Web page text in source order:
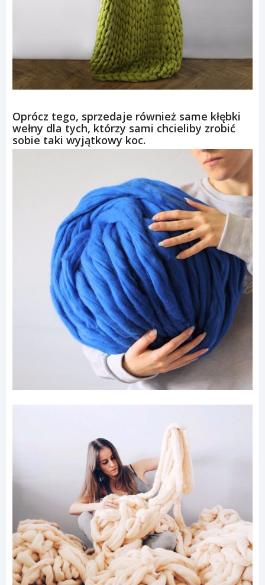
Oprócz tego, sprzedaje również same kłębki
wełny dla tych, którzy sami chcieliby zrobić
sobie taki wyjątkowy koc.